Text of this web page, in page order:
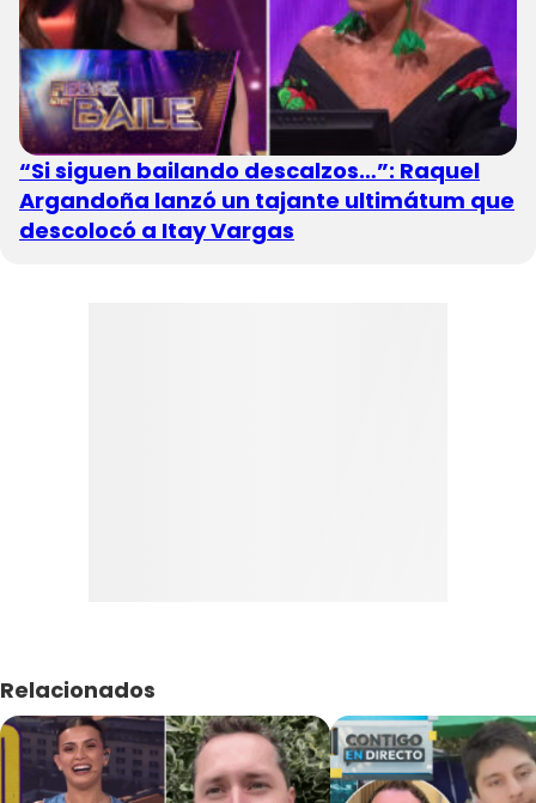
“Si siguen bailando descalzos…”: Raquel
Argandoña lanzó un tajante ultimátum que
descolocó a Itay Vargas
Relacionados